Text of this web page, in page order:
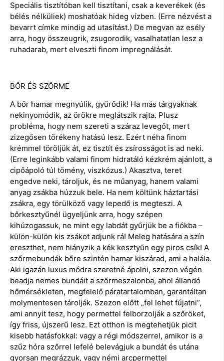
Speciális tisztítóban kell tisztítani, csak a keverékek (és
bélés nélküliek) moshatóak hideg vízben. (Erre nézvést a
bevarrt címke mindig ad utasítást.) De megvan az esély
arra, hogy összeugrik, zsugorodik, vasalhatatlan lesz a
ruhadarab, mert elveszti finom impregnálását.
BŐR ÉS SZŐRME
A bőr hamar megnyúlik, gyűrődik! Ha más tárgyaknak
nekinyomódik, az örökre meglátszik rajta. Plusz
probléma, hogy nem szereti a száraz levegőt, mert
zizegősen törékeny hatású lesz. Ezért néha finom
krémmel töröljük át, ez tisztít és zsírosságot is ad neki.
(Erre leginkább valami finom hidratáló kézkrém ajánlott, a
cipőápoló túl tömény, viszkózus.) Akasztva, teret
engedve neki, tároljuk, és ne műanyag, hanem valami
anyag zsákba húzzuk bele. Ha nem költünk háztartási
zsákra, egy törülköző vagy lepedő is megteszi. A
bőrkesztyűnél ügyeljünk arra, hogy szépen
kihúzogassuk, ne mint egy labdát gyűrjük be a fiókba –
külön-külön kis zsákot adjunk rá! Meleg hatására a szín
ereszthet, nem hiányzik a kék kesztyűn egy piros csík! A
szőrmebundák bőre szintén hamar kiszárad, ami a halála.
Aki igazán luxus módra szeretné ápolni, szezon végén
beadja nemes bundáit a szőrmeszalonba, ahol állandó
hőmérsékleten, megfelelő páratartalomban, garantáltan
molymentesen tárolják. Szezon előtt „fel lehet fújatni”,
ami annyit tesz, hogy permettel felborzolják a szőröket,
így friss, újszerű lesz. Ezt otthon is megtehetjük picit
kisebb hatásfokkal: vagy a régi módszerrel, amikor is a
szűz hóra szőrrel lefelé belevágjuk a bundát és utána
gyorsan megrázzuk, vagy némi arcpermettel